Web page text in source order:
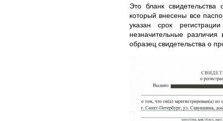
Это бланк
который внесены все
указан срок
незначительные
образец свидетельства о